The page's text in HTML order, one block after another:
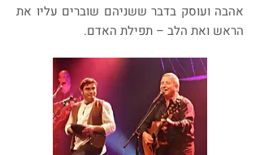
אהבה ועוסק בדבר ששניהם שוברים עליו את
הראש ואת הלב – תפילת האדם.